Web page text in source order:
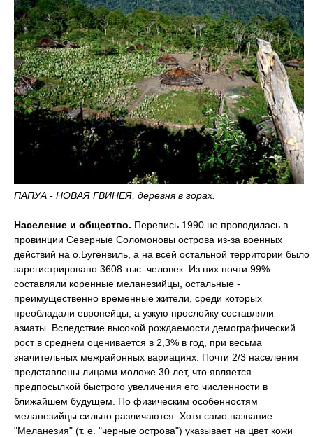
ПАПУА - НОВАЯ ГВИНЕЯ, деревня в горах.
Население и общество. Перепись 1990 не проводилась в
провинции Северные Соломоновы острова из-за военных
действий на о.Бугенвиль, а на всей остальной территории было
зарегистрировано 3608 тыс. человек. Из них почти 99%
составляли коренные меланезийцы, остальные -
преимущественно временные жители, среди которых
преобладали европейцы, а узкую прослойку составляли
азиаты. Вследствие высокой рождаемости демографический
рост в среднем оценивается в 2,3% в год, при весьма
значительных межрайонных вариациях. Почти 2/3 населения
представлены лицами моложе 30 лет, что является
предпосылкой быстрого увеличения его численности в
ближайшем будущем. По физическим особенностям
меланезийцы сильно различаются. Хотя само название
"Меланезия" (т. е. "черные острова") указывает на цвет кожи